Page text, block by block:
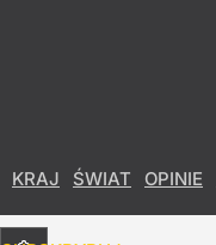
KRAJ ŚWIAT OPINIE